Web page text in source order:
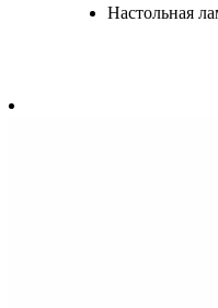
Настольная